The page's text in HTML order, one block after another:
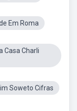
Em Roma
Casa Charli
Soweto Cifras